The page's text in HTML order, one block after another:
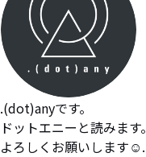
.(dot)anyです。
ドットエニーと読みます。
よろしくお願いします☺︎.